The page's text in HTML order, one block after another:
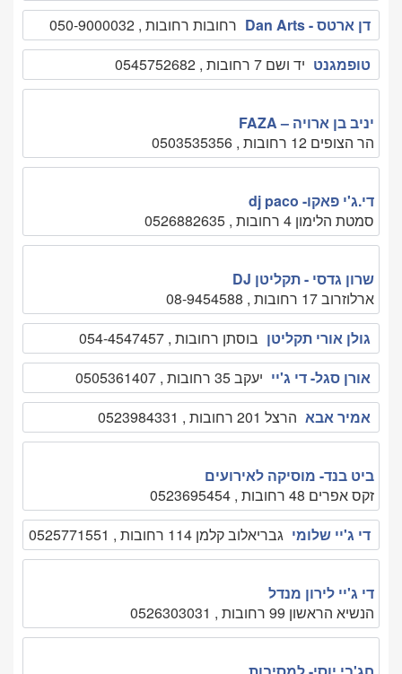
דן ארטס - Dan Arts
רחובות רחובות , 050-9000032
טופמגנט יד ושם 7 רחובות , 0545752682
יניב בן ארויה – FAZA
הר הצופים 12 רחובות , 0503535356
די.ג'י פאקו- dj paco
סמטת הלימון 4 רחובות , 0526882635
שרון גדסי - תקליטן DJ
ארלוזרוב 17 רחובות , 08-9454588
גולן אורי תקליטן בוסתן רחובות , 054-4547457
אורן סגל- די ג'יי יעקב 35 רחובות , 0505361407
אמיר אבא הרצל 201 רחובות , 0523984331
ביט בנד- מוסיקה לאירועים
זקס אפרים 48 רחובות , 0523695454
די ג'יי שלומי גבריאלוב קלמן 114 רחובות , 0525771551
די ג'יי לירון מנדל
הנשיא הראשון 99 רחובות , 0526303031